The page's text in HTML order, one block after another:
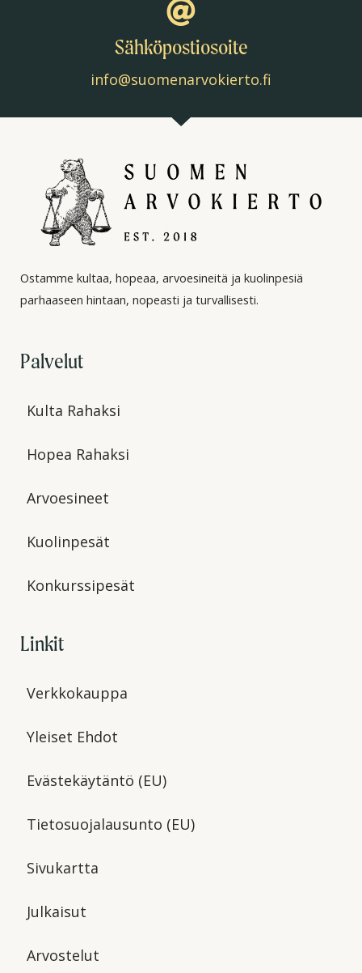
Sähköpostiosoite
info@suomenarvokierto.fi
Ostamme kultaa, hopeaa, arvoesineitä ja kuolinpesiä
parhaaseen hintaan, nopeasti ja turvallisesti.
Palvelut
Kulta Rahaksi
Hopea Rahaksi
Arvoesineet
Kuolinpesät
Konkurssipesät
Linkit
Verkkokauppa
Yleiset Ehdot
Evästekäytäntö (EU)
Tietosuojalausunto (EU)
Sivukartta
Julkaisut
Arvostelut